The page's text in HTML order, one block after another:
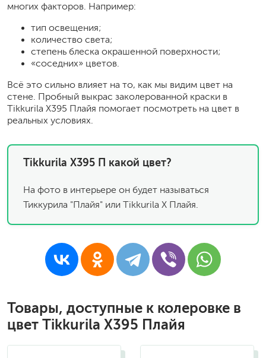
многих факторов. Например:
тип освещения;
количество света;
степень блеска окрашенной поверхности;
«соседних» цветов.
Всё это сильно влияет на то, как мы видим цвет на
стене. Пробный выкрас заколерованной краски в
Tikkurila X395 Плайя помогает посмотреть на цвет в
реальных условиях.
Tikkurila X395 П какой цвет?
На фото в интерьере он будет называться
Тиккурила "Плайя" или Tikkurila X Плайя.
Товары, доступные к колеровке в
цвет Tikkurila X395 Плайя